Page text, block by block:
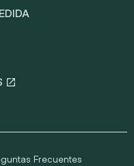
Frecuentes